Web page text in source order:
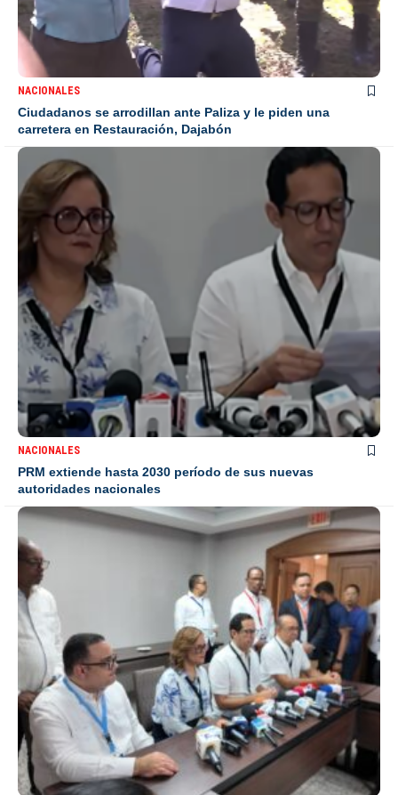
NACIONALES
Ciudadanos se arrodillan ante Paliza y le piden una
carretera en Restauración, Dajabón
NACIONALES
PRM extiende hasta 2030 período de sus nuevas
autoridades nacionales